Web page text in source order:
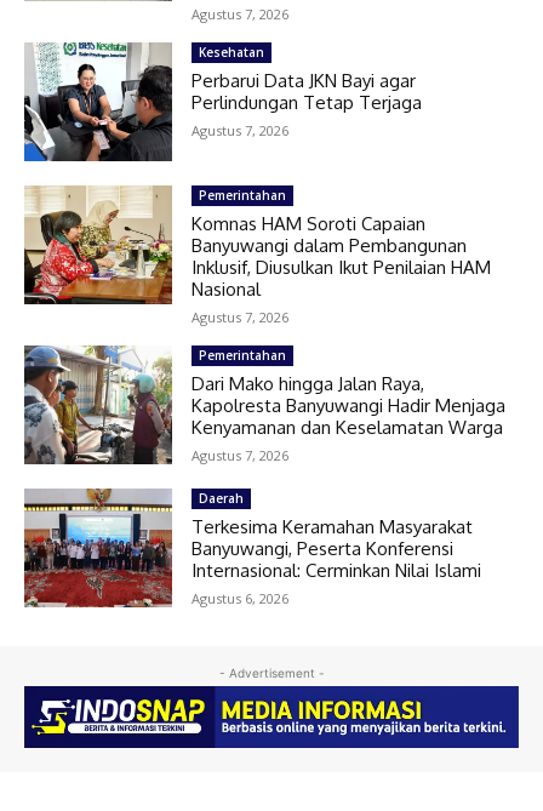
Agustus 7, 2026
Kesehatan
Perbarui Data JKN Bayi agar
Perlindungan Tetap Terjaga
Agustus 7, 2026
Pemerintahan
Komnas HAM Soroti Capaian
Banyuwangi dalam Pembangunan
Inklusif, Diusulkan Ikut Penilaian HAM
Nasional
Agustus 7, 2026
Pemerintahan
Dari Mako hingga Jalan Raya,
Kapolresta Banyuwangi Hadir Menjaga
Kenyamanan dan Keselamatan Warga
Agustus 7, 2026
Daerah
Terkesima Keramahan Masyarakat
Banyuwangi, Peserta Konferensi
Internasional: Cerminkan Nilai Islami
Agustus 6, 2026
- Advertisement -